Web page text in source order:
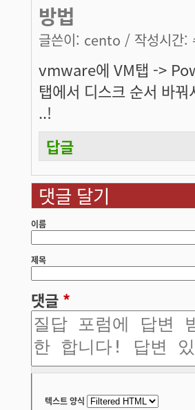
방법
글쓴이: cento / 작성시간
vmware에 VM탭 ->
탭에서 디스크 순서 바
..!
답글
댓글 달기
이름
제목
댓글 *
텍스트 양식